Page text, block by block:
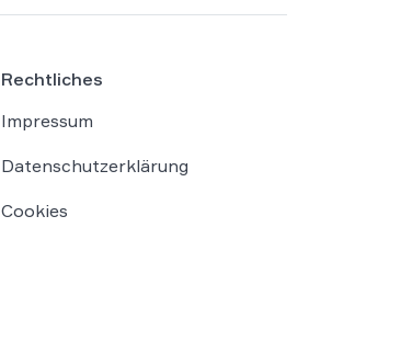
Rechtliches
Impressum
Datenschutzerklärung
Cookies